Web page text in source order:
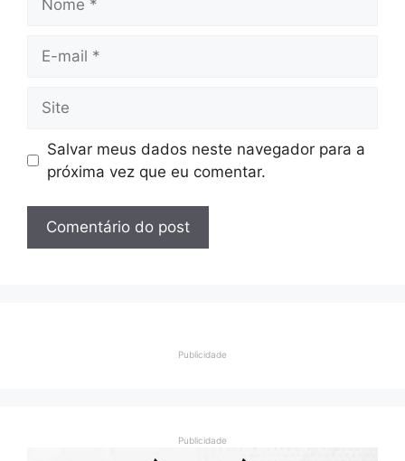
mail
Salvar meus dados neste navegador para a
próxima vez que eu comentar.
Publicidade
Publicidade